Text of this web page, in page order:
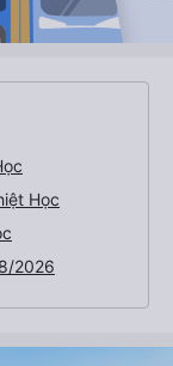
Học
2026